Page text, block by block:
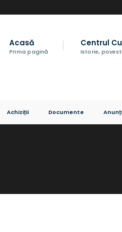
Acasă
Prima pagină
Centrul
Istorie,
Achiziții Documente